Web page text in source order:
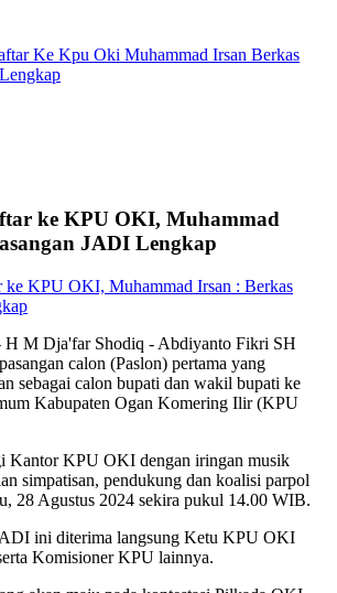
Ke Kpu Oki Muhammad Irsan Berkas
ke KPU OKI, Muhammad
JADI Lengkap
H M Dja'far Shodiq - Abdiyanto Fikri SH
calon (Paslon) pertama yang
sebagai calon bupati dan wakil bupati ke
Kabupaten Ogan Komering Ilir (KPU
Kantor KPU OKI dengan iringan musik
simpatisan, pendukung dan koalisi parpol
28 Agustus 2024 sekira pukul 14.00 WIB.
ini diterima langsung Ketu KPU OKI
Komisioner KPU lainnya.